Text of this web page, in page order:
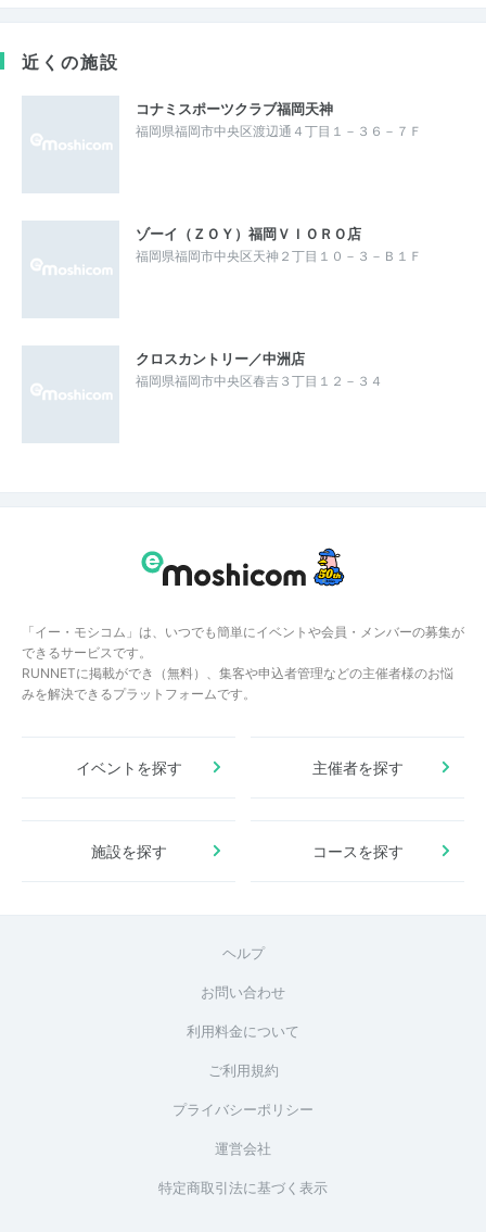
近くの施設
コナミスポーツクラブ福岡天神
福岡県福岡市中央区渡辺通４丁目１－３６－７Ｆ
ゾーイ（ＺＯＹ）福岡ＶＩＯＲＯ店
福岡県福岡市中央区天神２丁目１０－３－Ｂ１Ｆ
クロスカントリー／中洲店
福岡県福岡市中央区春吉３丁目１２－３４
「イー・モシコム」は、いつでも簡単にイベントや会員・メンバーの募集が
できるサービスです。
RUNNETに掲載ができ（無料）、集客や申込者管理などの主催者様のお悩
みを解決できるプラットフォームです。
イベントを探す 主催者を探す
施設を探す コースを探す
ヘルプ
お問い合わせ
利用料金について
ご利用規約
プライバシーポリシー
運営会社
特定商取引法に基づく表示